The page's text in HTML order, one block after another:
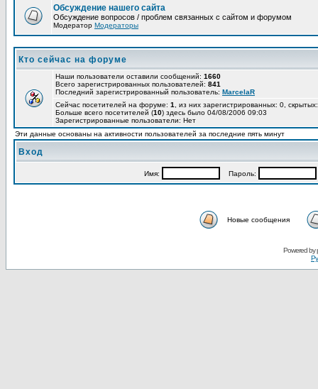
Обсуждение нашего сайта
Обсуждение вопросов / проблем связанных с сайтом и форумом
Модератор Модераторы
Кто сейчас на форуме
Наши пользователи оставили сообщений: 1660
Всего зарегистрированных пользователей: 841
Последний зарегистрированный пользователь: MarcelaR
Сейчас посетителей на форуме: 1
, из них зарегистрированных: 0,
Больше всего посетителей (10) здесь было 04/08/2006 09:03
Зарегистрированные пользователи: Нет
Эти данные основаны на активности пользователей за последние пять минут
Вход
Имя: Пароль:
Новые сообщения
Powered by